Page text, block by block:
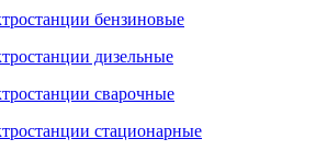
бензиновые
дизельные
сварочные
стационарные